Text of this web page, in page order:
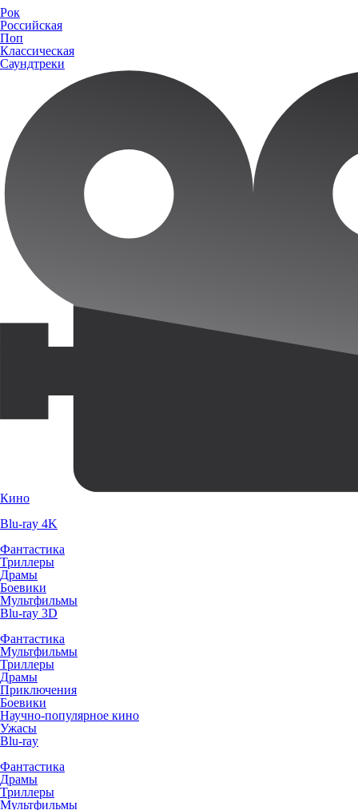
Рок
Российская
Поп
Классическая
Саундтреки
Кино
Blu-ray 4K
Фантастика
Триллеры
Драмы
Боевики
Мультфильмы
Blu-ray 3D
Фантастика
Мультфильмы
Триллеры
Драмы
Приключения
Боевики
Научно-популярное кино
Ужасы
Blu-ray
Фантастика
Драмы
Триллеры
Мультфильмы